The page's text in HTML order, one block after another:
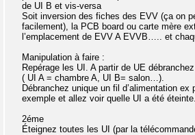
de UI B et vis-versa
Soit inversion des fiches des EVV (ça on
facilement), la PCB board ou carte mère
l’emplacement de EVV A EVVB….. et
Manipulation à faire :
Repérage les UI. A partir de UE
( UI A = chambre A, UI B= salon…).
Débranchez unique un fil d’alimentation ex
exemple et allez voir quelle UI a été éteinte.
2éme
Éteignez toutes les UI (par la